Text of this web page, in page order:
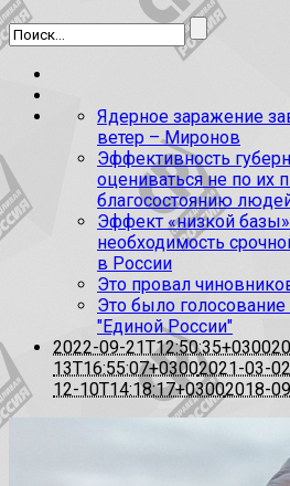
Ядерное заражение
ветер – Миронов
Эффективность
оцениваться не по их
благосостоянию
Эффект «низкой
необходимость
в России
Это провал
Это было
"Единой России"
2022-09-21T12:50:35+0300
13T16:55:07+03002021-03-
12-10T14:18:17+03002018-